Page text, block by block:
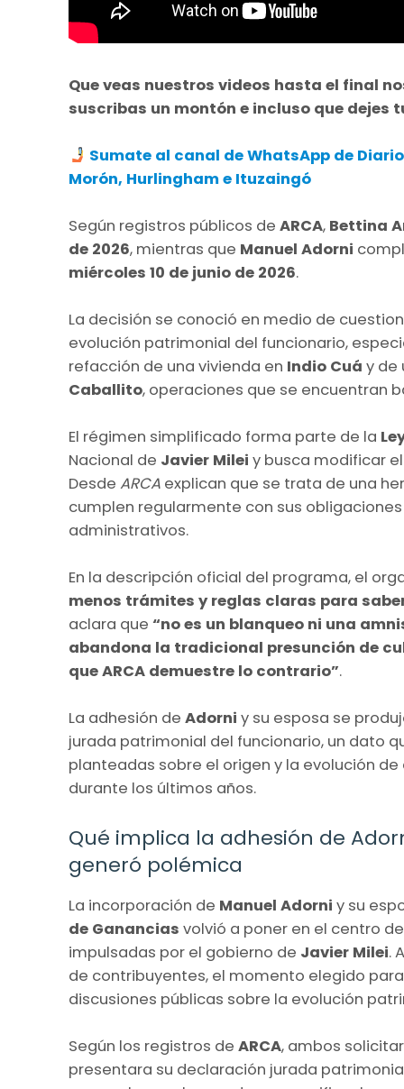
Que veas nuestros videos hasta el final
suscribas un montón e incluso que
Sumate al canal de WhatsApp de
Morón, Hurlingham e Ituzaingó
Según registros públicos de ARCA, Bettina
de 2026, mientras que Manuel Adorni
miércoles 10 de junio de 2026.
La decisión se conoció en medio de
evolución patrimonial del funcionario,
refacción de una vivienda en Indio Cuá y de
Caballito, operaciones que se encuentran
El régimen simplificado forma parte de la
Nacional de Javier Milei y busca modificar
Desde ARCA explican que se trata de una
cumplen regularmente con sus
administrativos.
En la descripción oficial del programa, el
menos trámites y reglas claras para
aclara que “no es un blanqueo ni una
abandona la tradicional presunción de
que ARCA demuestre lo contrario”.
La adhesión de Adorni y su esposa se
jurada patrimonial del funcionario, un dato
planteadas sobre el origen y la evolución
durante los últimos años.
Qué implica la adhesión de
generó polémica
La incorporación de Manuel Adorni y su
de Ganancias volvió a poner en el centro
impulsadas por el gobierno de Javier Milei.
de contribuyentes, el momento elegido
discusiones públicas sobre la evolución
Según los registros de ARCA, ambos
presentara su declaración jurada